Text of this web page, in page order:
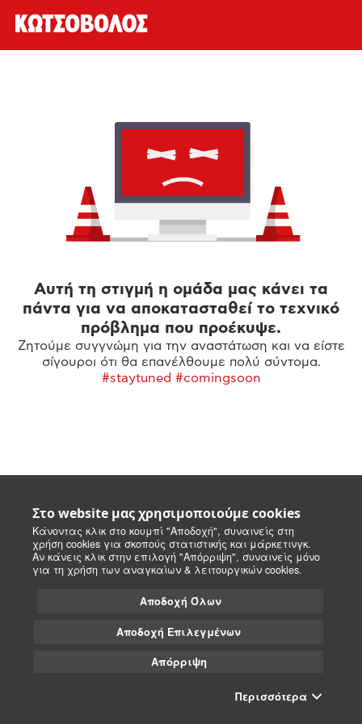
Στο website μας χρησιμοποιούμε cookies
Κάνοντας κλικ στο κουμπί "Αποδοχή", συναινείς στη
χρήση cookies για σκοπούς στατιστικής και μάρκετινγκ.
Αν κάνεις κλικ στην επιλογή "Απόρριψη", συναινείς μόνο
για τη χρήση των αναγκαίων & λειτουργικών cookies.
Αποδοχή Όλων
Αποδοχή Επιλεγμένων
Απόρριψη
Περισσότερα
Αυτή τη στιγμή η ομάδα μας κάνει τα
πάντα για να αποκατασταθεί το τεχνικό
πρόβλημα που προέκυψε.
Ζητούμε συγγνώμη για την αναστάτωση και να είστε
σίγουροι ότι θα επανέλθουμε πολύ σύντομα.
#staytuned #comingsoon